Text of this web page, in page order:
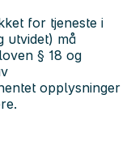
for tjeneste i
utvidet) må
§ 18 og
opplysninger